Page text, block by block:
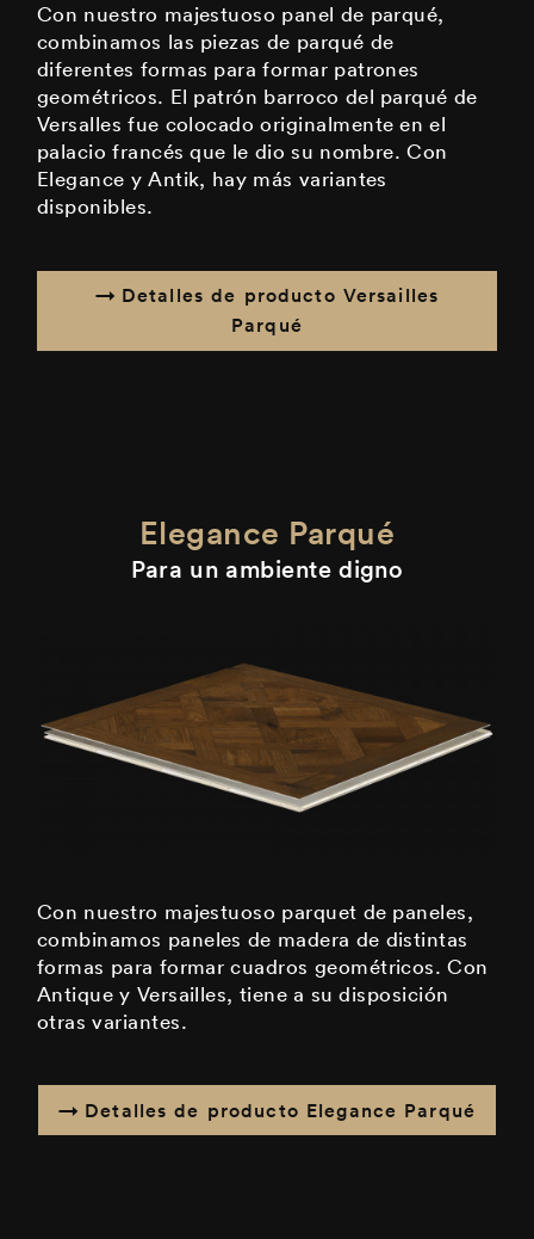
Con nuestro majestuoso panel de parqué,
combinamos las piezas de parqué de
diferentes formas para formar patrones
geométricos. El patrón barroco del parqué de
Versalles fue colocado originalmente en el
palacio francés que le dio su nombre. Con
Elegance y Antik, hay más variantes
disponibles.
Detalles de producto Versailles
Parqué
Elegance Parqué
Para un ambiente digno
Con nuestro majestuoso parquet de paneles,
combinamos paneles de madera de distintas
formas para formar cuadros geométricos. Con
Antique y Versailles, tiene a su disposición
otras variantes.
Detalles de producto Elegance Parqué